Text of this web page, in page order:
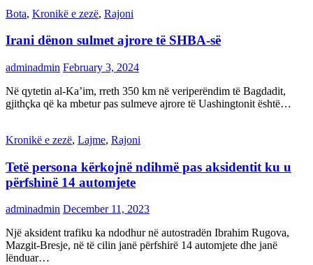
Bota, Kronikë e zezë, Rajoni
Irani dënon sulmet ajrore të SHBA-së
adminadmin February 3, 2024
Në qytetin al-Ka’im, rreth 350 km në veriperëndim të Bagdadit,
gjithçka që ka mbetur pas sulmeve ajrore të Uashingtonit është…
Kronikë e zezë, Lajme, Rajoni
Tetë persona kërkojnë ndihmë pas aksidentit ku u
përfshinë 14 automjete
adminadmin December 11, 2023
Një aksident trafiku ka ndodhur në autostradën Ibrahim Rugova,
Mazgit-Bresje, në të cilin janë përfshirë 14 automjete dhe janë
lënduar…